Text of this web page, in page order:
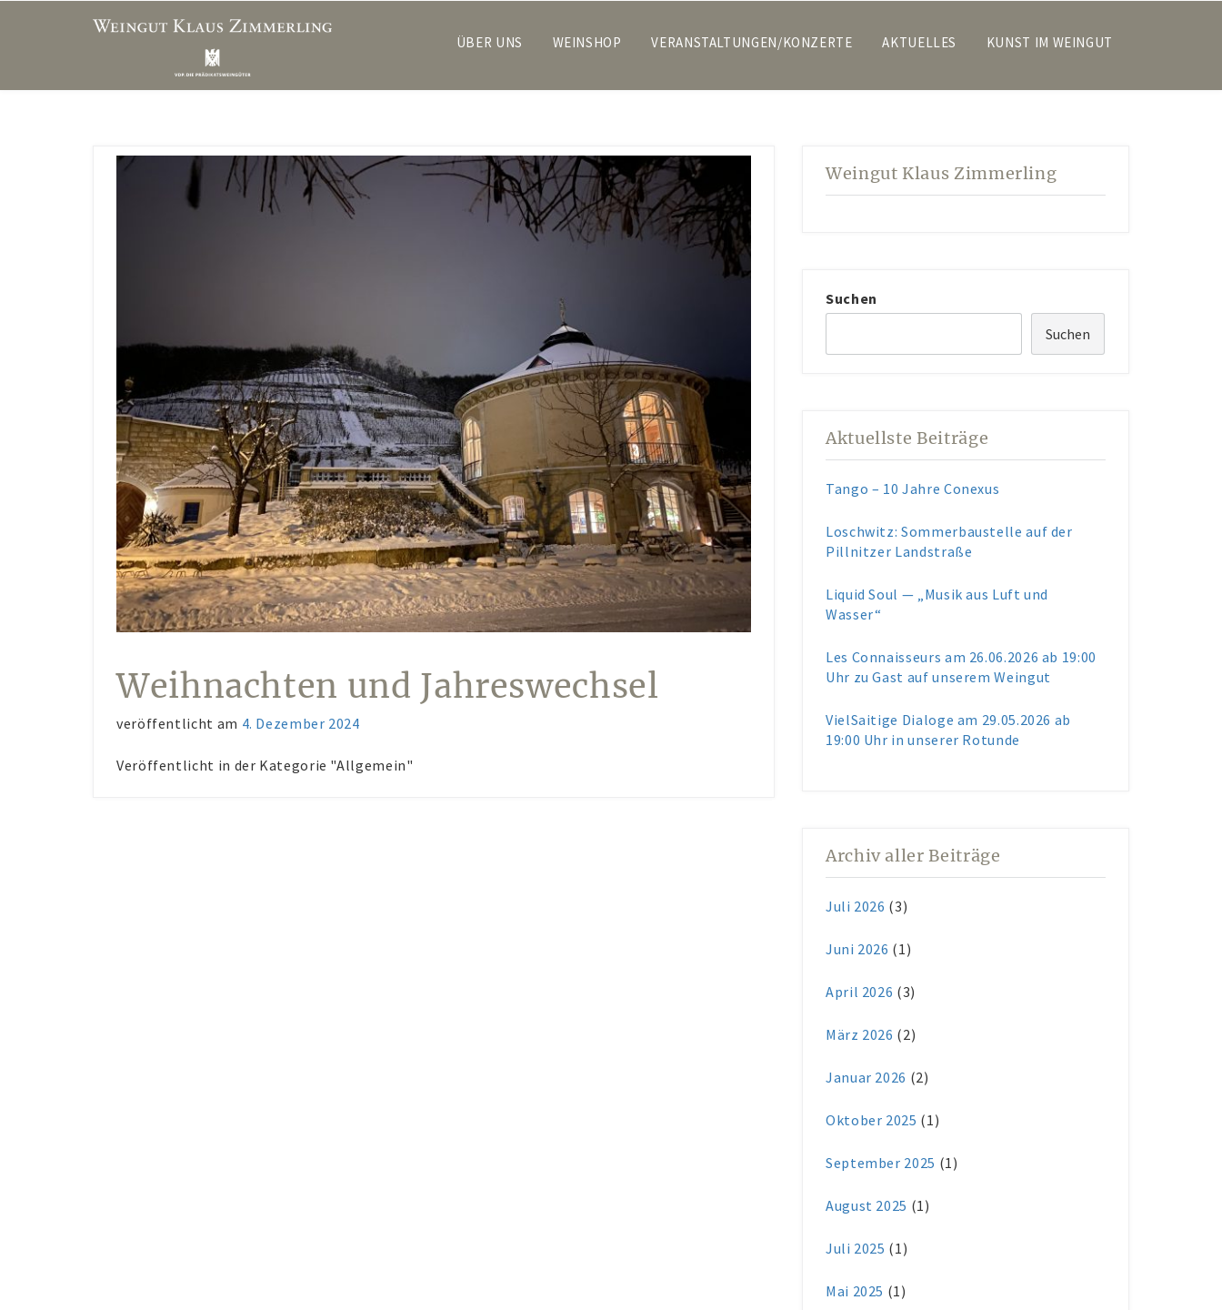
ÜBER UNS WEINSHOP VERANSTALTUNGEN/KONZERTE AKTUELLES KUNST IM WEINGUT
Weihnachten und Jahreswechsel
veröffentlicht am 4. Dezember 2024
Veröffentlicht in der Kategorie "Allgemein"
Weingut Klaus Zimmerling
Suchen
Suchen
Aktuellste Beiträge
Tango – 10 Jahre Conexus
Loschwitz: Sommerbaustelle auf der
Pillnitzer Landstraße
Liquid Soul — „Musik aus Luft und
Wasser“
Les Connaisseurs am 26.06.2026 ab 19:00
Uhr zu Gast auf unserem Weingut
VielSaitige Dialoge am 29.05.2026 ab
19:00 Uhr in unserer Rotunde
Archiv aller Beiträge
Juli 2026 (3)
Juni 2026 (1)
April 2026 (3)
März 2026 (2)
Januar 2026 (2)
Oktober 2025 (1)
September 2025 (1)
August 2025 (1)
Juli 2025 (1)
Mai 2025 (1)